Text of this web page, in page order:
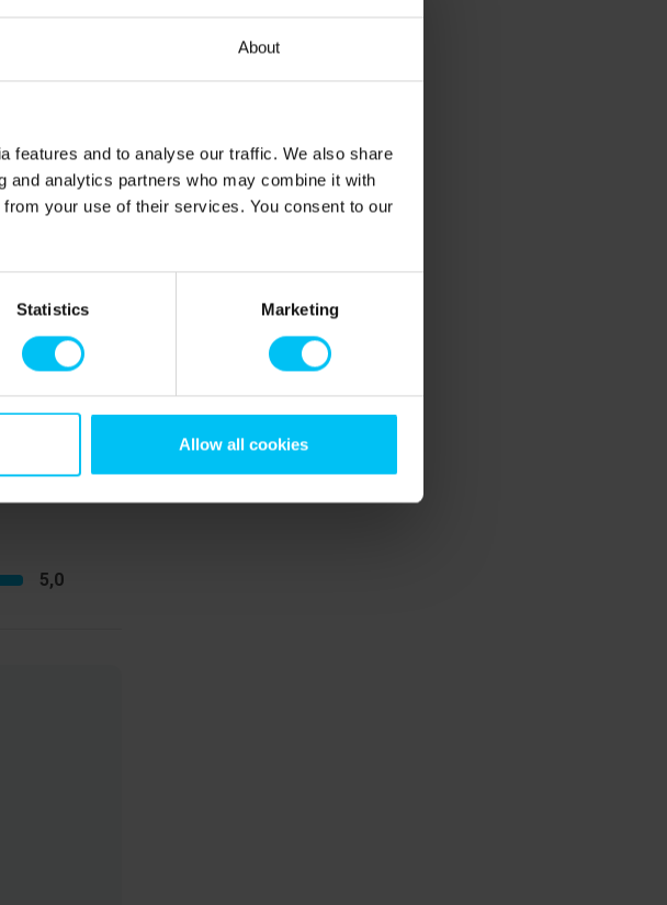
About
features and to analyse our traffic. We also share
and analytics partners who may combine it with
your use of their services. You consent to our
Statistics Marketing
Allow all cookies
zum festen
5,0